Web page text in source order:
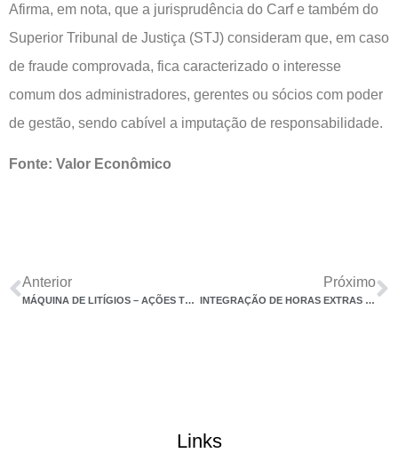
Afirma, em nota, que a jurisprudência do Carf e também do
Superior Tribunal de Justiça (STJ) consideram que, em caso
de fraude comprovada, fica caracterizado o interesse
comum dos administradores, gerentes ou sócios com poder
de gestão, sendo cabível a imputação de responsabilidade.
Fonte: Valor Econômico
Anterior
MÁQUINA DE LITÍGIOS – AÇÕES TRIBUTÁRIAS DE GRANDES EMPRESAS DISCUTEM R$ 559 BILHÕES NA JUSTIÇA
Próximo
INTEGRAÇÃO DE HORAS EXTRAS HABITUAIS NO REPOUSO SEMANAL REPERCUTE NAS DEMAIS PARCELAS SALARIAIS – ALTERAÇÃO DA OJ Nº 394
Links